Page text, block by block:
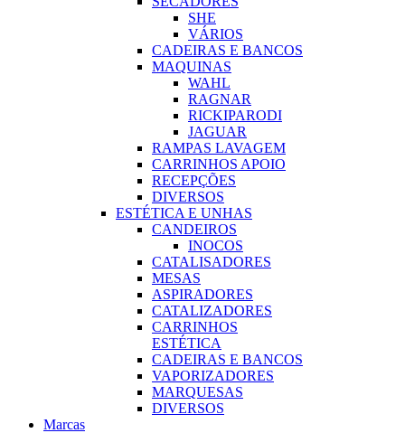
SHE
VÁRIOS
CADEIRAS E BANCOS
MAQUINAS
WAHL
RAGNAR
RICKIPARODI
JAGUAR
RAMPAS LAVAGEM
CARRINHOS APOIO
RECEPÇÕES
DIVERSOS
ESTÉTICA E UNHAS
CANDEIROS
INOCOS
CATALISADORES
MESAS
ASPIRADORES
CATALIZADORES
CARRINHOS
ESTÉTICA
CADEIRAS E BANCOS
VAPORIZADORES
MARQUESAS
DIVERSOS
Marcas